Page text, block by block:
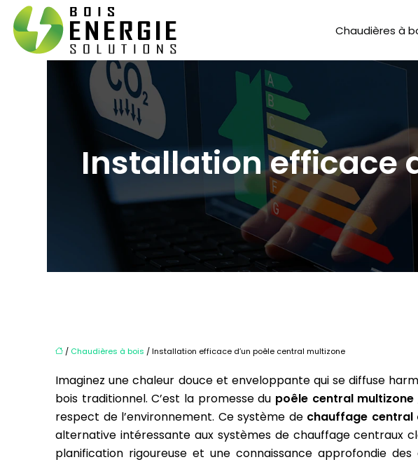
Chaudières à
Installation efficace
/ Chaudières à bois / Installation efficace d’un poêle central multizone
Imaginez une chaleur douce et enveloppante qui se diffuse
bois traditionnel. C’est la promesse du poêle central multizone
respect de l’environnement. Ce système de chauffage central
alternative intéressante aux systèmes de chauffage centraux
planification rigoureuse et une connaissance approfondie